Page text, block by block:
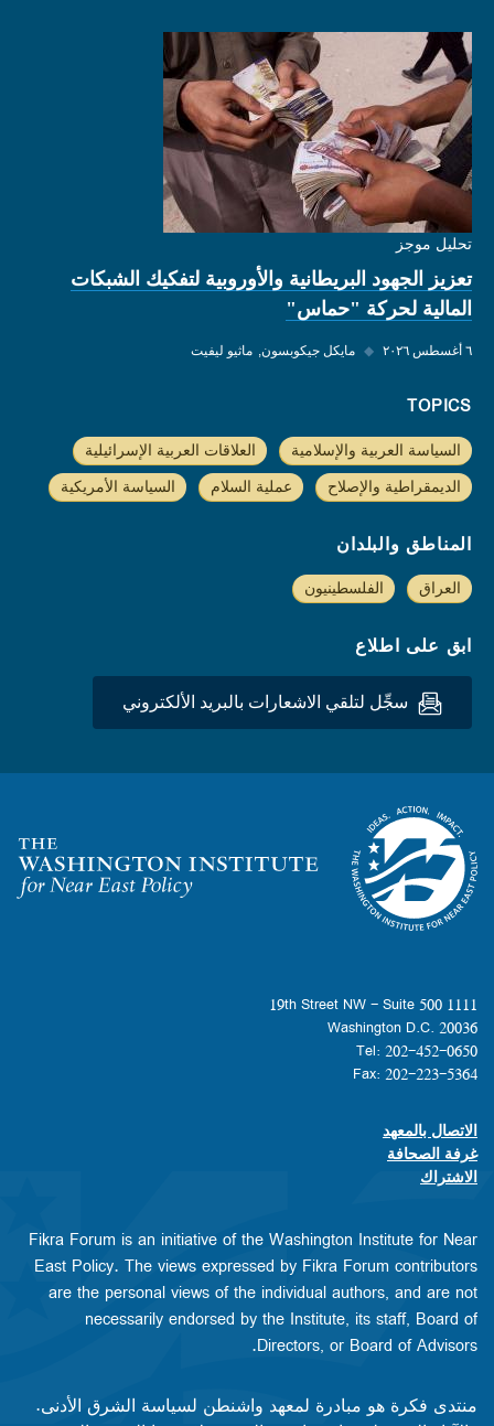
تحليل موجز
تعزيز الجهود البريطانية والأوروبية لتفكيك الشبكات
المالية لحركة "حماس"
٦ أغسطس ٢٠٢٦ ◆ مايكل جيكوبسون ماثيو ليفيت
TOPICS
السياسة العربية والإسلامية العلاقات العربية الإسرائيلية
الديمقراطية والإصلاح عملية السلام السياسة الأمريكية
المناطق والبلدان
العراق الفلسطينيون
ابق على اطلاع
سجِّل لتلقي الاشعارات بالبريد الألكتروني
Homepage
1111 19th Street NW - Suite 500
Washington D.C. 20036
Tel: 202-452-0650
Fax: 202-223-5364
Footer contact links
الاتصال بالمعهد
غرفة الصحافة
الاشتراك
Fikra Forum is an initiative of the Washington Institute for Near
East Policy. The views expressed by Fikra Forum contributors
are the personal views of the individual authors, and are not
necessarily endorsed by the Institute, its staff, Board of
Directors, or Board of Advisors.​​
منتدى فكرة هو مبادرة لمعهد واشنطن لسياسة الشرق الأدنى.